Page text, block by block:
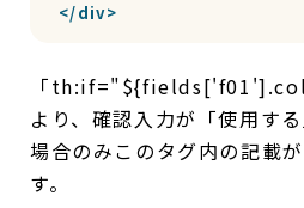
</div>
「
より、確認入力が「使用す
場合のみこのタグ内の記載
す。